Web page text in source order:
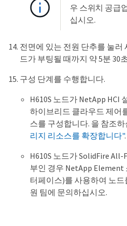
우 스위치 공급
십시오.
전면에 있는 전원 단추를 눌러
드가 부팅될 때까지 약 5분 30
구성 단계를 수행합니다.
H610S 노드가 NetApp HCI
하이브리드 클라우드 제어
스를 구성합니다. 을 참조하
리지 리소스를 확장합니다".
H610S 노드가 SolidFire
부인 경우 NetApp
터페이스)를 사용하여 노
원 팀에 문의하십시오.